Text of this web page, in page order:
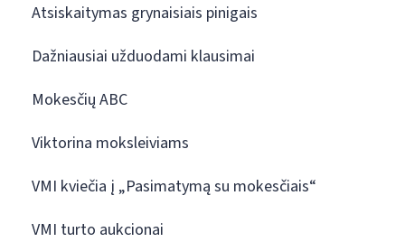
Atsiskaitymas grynaisiais pinigais
Dažniausiai užduodami klausimai
Mokesčių ABC
Viktorina moksleiviams
VMI kviečia į „Pasimatymą su mokesčiais“
VMI turto aukcionai